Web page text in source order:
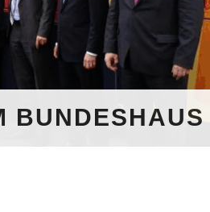
BUNDESHAUS